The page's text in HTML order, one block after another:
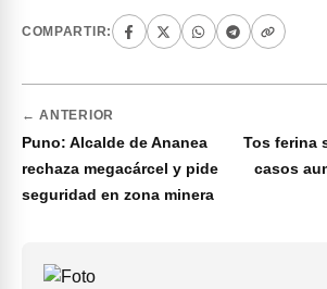
COMPARTIR:
← ANTERIOR
Puno: Alcalde de Ananea
rechaza megacárcel y pide
seguridad en zona minera
Tos ferina
casos